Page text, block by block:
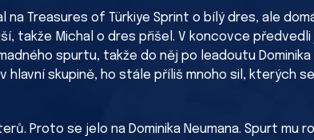
na Treasures of Türkiye Sprint o bílý dres, ale
takže Michal o dres přišel. V koncovce
spurtu, takže do něj po leadoutu
skupině, ho stále příliš mnoho sil, kterých
Proto se jelo na Dominika Neumana. Spurt mu